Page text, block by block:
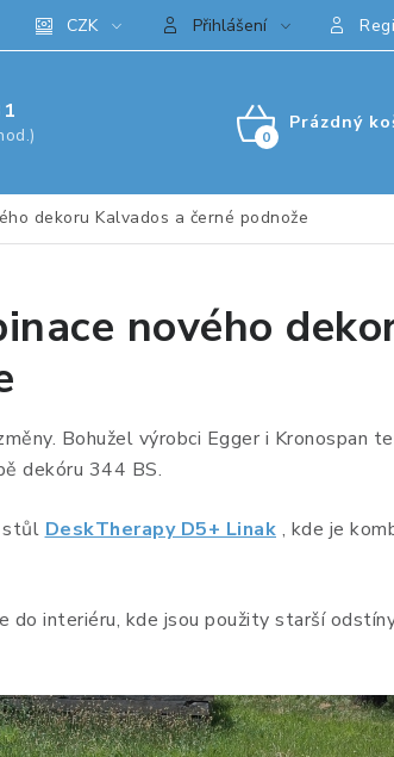
CZK Přihlášení
NÁKUPNÍ
KOŠÍK
Prázdný
dekoru Kalvados a černé podnože
nového
Bohužel výrobci Egger i Kronospan
dekóru 344 BS.
stůl DeskTherapy D5+ Linak , kde je
interiéru, kde jsou použity starší